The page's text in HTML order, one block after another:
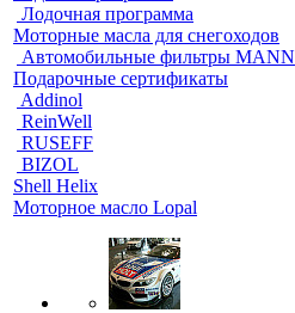
Лодочная программа
Моторные масла для снегоходов
Автомобильные фильтры MANN
Подарочные сертификаты
Addinol
ReinWell
RUSEFF
BIZOL
Shell Helix
Моторное масло Lopal